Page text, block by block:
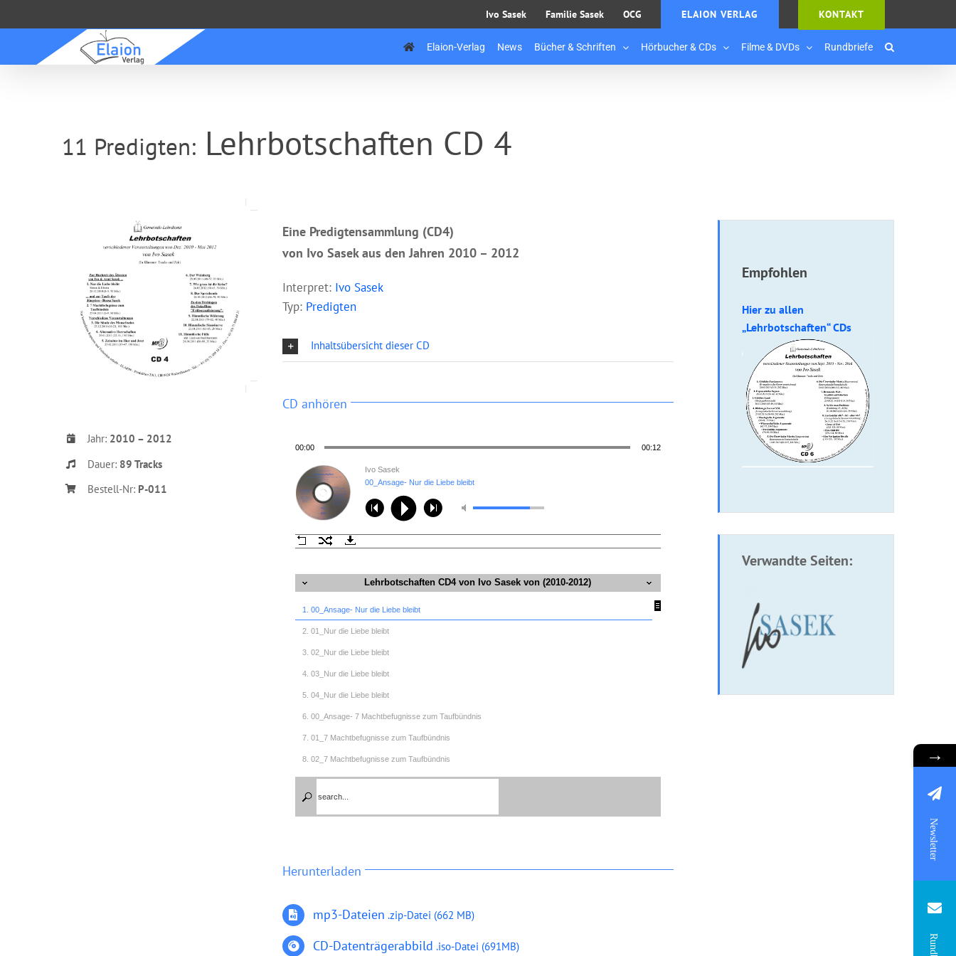
Inhalt
Ivo Sasek Familie Sasek OCG ELAION VERLAG KONTAKT
Elaion-Verlag News Bücher & Schriften Hörbucher & CDs Filme & DVDs Rundbriefe
11 Predigten: Lehrbotschaften CD 4
Jahr: 2010 – 2012
Dauer: 89 Tracks
Bestell-Nr: P-011
Eine Predigtensammlung (CD4)
von Ivo Sasek aus den Jahren 2010 – 2012
Interpret: Ivo Sasek
Typ: Predigten
Inhaltsübersicht dieser CD
CD anhören
00:00 00:12
00_Ansage- Nur die Liebe bleibt
Ivo Sasek
Lehrbotschaften CD4 von Ivo Sasek von (2010-2012)
1. 00_Ansage- Nur die Liebe bleibt
2. 01_Nur die Liebe bleibt
3. 02_Nur die Liebe bleibt
4. 03_Nur die Liebe bleibt
5. 04_Nur die Liebe bleibt
6. 00_Ansage- 7 Machtbefugnisse zum Taufbündnis
7. 01_7 Machtbefugnisse zum Taufbündnis
8. 02_7 Machtbefugnisse zum Taufbündnis
9. 03_7 Machtbefugnisse zum Taufbündnis
10. 00_Ansage- Die Sünde des Menschseins
13. 03_Ansage- Die Sünde des Menschseins
15. 05_Ansage- Die Sünde des Menschseins
17. 07_Ansage- Die Sünde des Menschseins
Herunterladen
mp3-Dateien .zip-Datei (662 MB)
CD-Datenträgerabbild .iso-Datei (691MB)
Empfohlen
Hier zu allen
„Lehrbotschaften“ CDs
Verwandte Seiten:
→
Newsletter